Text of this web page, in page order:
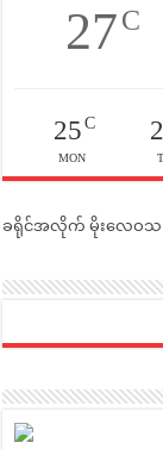
27C
25C
MON
ခရိုင်အလိုက် မိုးလေဝသ